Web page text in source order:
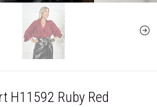
H11592 Ruby Red